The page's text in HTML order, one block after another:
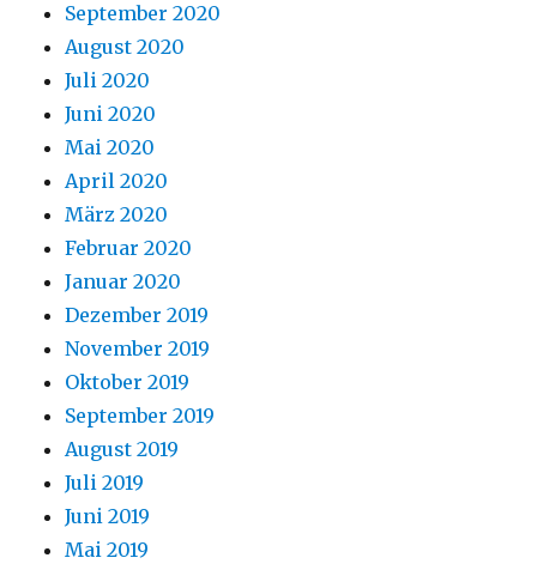
September 2020
August 2020
Juli 2020
Juni 2020
Mai 2020
April 2020
März 2020
Februar 2020
Januar 2020
Dezember 2019
November 2019
Oktober 2019
September 2019
August 2019
Juli 2019
Juni 2019
Mai 2019